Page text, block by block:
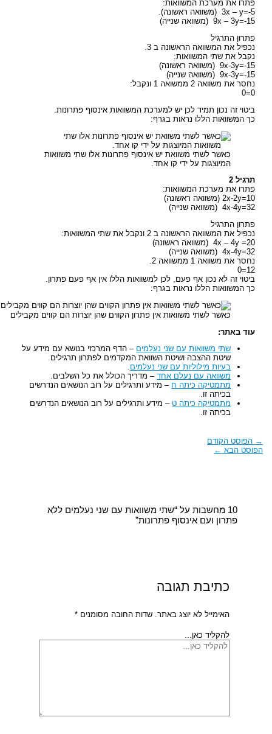
פתרו את מערכת המשוואות:
3x – y=-5 (משוואה ראשונה).
9x – 3y=-15 (משוואה שנייה)
פתרון התרגיל
נכפיל את המשוואה הראשונה ב 3.
נקבל את שתי המשוואות:
9x-3y=-15 (משוואה ראשונה)
9x-3y=-15 (משוואה שנייה)
נחסר את משוואה 2 ממשואה 1 ונקבל:
ביטוי זה נכון תמיד לכן יש למערכת המשוואות אינסוף פתרונות.
כך המשוואות הללו נראות בגרף:
כאשר לשתי משוואת יש אינסוף פתרונות אלו שתי משוואות
המיוצגות על ידי קו אחד.
תרגיל 2
פתרו את מערכת המשוואות:
2x-2y=10 (משוואה ראשונה)
4x-4y=32 (משוואה שנייה)
פתרון התרגיל
נכפיל את המשוואה הראשונה ב 2 ונקבל את שתי המשוואות:
4x – 4y =20 (משוואה ראשונה)
4x-4y=32 (משוואה שנייה)
נחסר את משוואה 1 ממשוואה 2.
ביטוי זה לא נכון אף פעם, לכן למשוואות הללו אין אף פעם פתרון.
כך המשוואות הללו נראות בגרף:
כאשר לשתי משוואות אין פתרון הקווים שהן יוצרות הם קווים מקבילים
עוד באתר:
שתי משוואות עם שני נעלמים– הדף המרכזי בנושא עם מידע על
שיטת ההצבה ושיטת השוואת המקדמים לפתרון תרגילים.
בעיות מילוליות עם שני נעלמים.
משוואה עם נעלם אחד– מדריך הכולל את כל השלבים.
מתמטיקה כיתה ח– מידע ותרגילים על רוב הנושאים הנדרשים
בכיתה זו.
מתמטיקה כיתה ט– מידע ותרגילים על רוב הנושאים הנדרשים
בכיתה זו.
הפוסט הקודם
הבא←
10 מחשבות על “שתי משוואות עם שני נעלמים ללא
פתרון ועם אינסוף פתרונות”
כתיבת תגובה
האימייל לא יוצג באתר. שדות החובה מסומנים*
להקליד כאן...